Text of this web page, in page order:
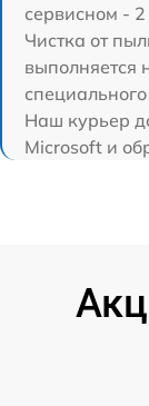
сервисном - 2
Чистка от
выполняется
Наш курьер
Microsoft и